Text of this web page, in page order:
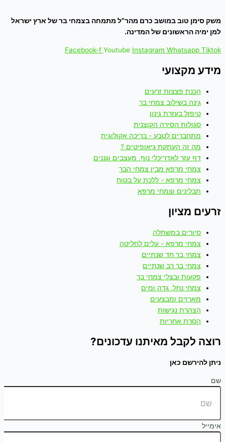
משק סימן טוב במושב כרם מהר”ל מתמחה בצמחי בר של ארץ ישראל
למן ימיה הראשונים של המדינה.
Facebook-f Youtube Instagram Whatsapp Tiktok
מידע מקצועי
הכנת פצצות זרעים
גינה בשילוב צמחי בר
טיפול בעזרת גינון
סגולות הסירה הקוצנית
מתחברים לטבע - בריכה אקולוגית
מה זה העתקת גיאופיטים ?
דף עזר לאדריכלי נוף, מעצבים וגננים
צמחי מרפא מבין צמחי הבר
צמחי מרפא - ללכת על בטוח
תבלינים וצמחי מרפא
זרעים מציון
סיורים במשתלה
צמחי מרפא - עלים לחליטה
צמחי בר חד שנתיים
צמחי בר רב שנתיים
פקעות ובצלי צמחי בר
צמחי נחל, גדה ומים
מארזים ומבצעים
הצהרת נגישות
הסרת אחריות
רוצה לקבל מאיתנו עדכונים?
ניתן להירשם כאן
שם
אימייל